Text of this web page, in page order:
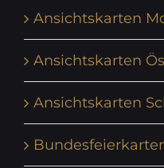
Ansichtskarten
Ansichtskarten
Ansichtskarten